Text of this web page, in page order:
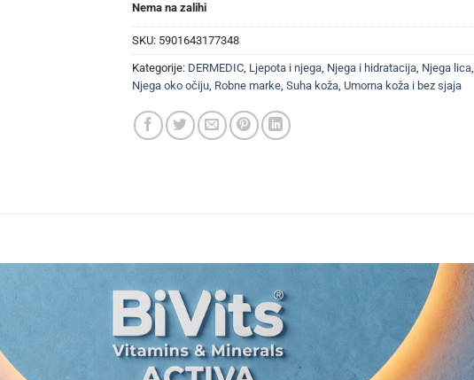
Nema na zalihi
SKU: 5901643177348
Kategorije: DERMEDIC, Ljepota i njega, Njega i hidratacija, Njega lica,
Njega oko očiju, Robne marke, Suha koža, Umorna koža i bez sjaja